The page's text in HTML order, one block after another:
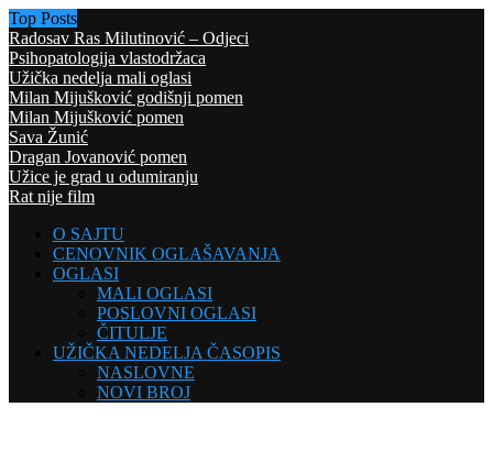
Top Posts
Radosav Ras Milutinović – Odjeci
Psihopatologija vlastodržaca
Užička nedelja mali oglasi
Milan Mijušković godišnji pomen
Milan Mijušković pomen
Sava Žunić
Dragan Jovanović pomen
Užice je grad u odumiranju
Rat nije film
O SAJTU
CENOVNIK OGLAŠAVANJA
OGLASI
MALI OGLASI
POSLOVNI OGLASI
ČITULJE
UŽIČKA NEDELJA ČASOPIS
NASLOVNE
NOVI BROJ